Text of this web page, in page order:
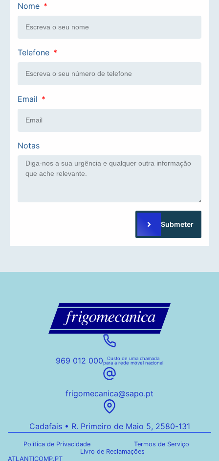
Nome
Telefone
Email
Notas
Submeter
969 012 000
Custo de uma chamada
para a rede móvel nacional
frigomecanica@sapo.pt
Cadafais • R. Primeiro de Maio 5, 2580-131
Política de Privacidade
Termos de Serviço
Livro de Reclamações
ATLANTICOMP.PT